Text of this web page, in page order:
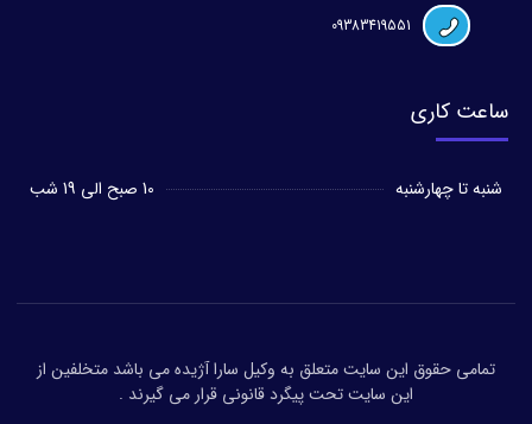
09383419551
ساعت کاری
شنبه تا چهارشنبه 10 صبح الی 19 شب
تمامی حقوق این سایت متعلق به وکیل سارا آژیده می باشد متخلفین از
این سایت تحت پیگرد قانونی قرار می گیرند .